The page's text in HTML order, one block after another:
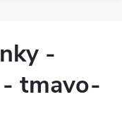
-
tmavo-